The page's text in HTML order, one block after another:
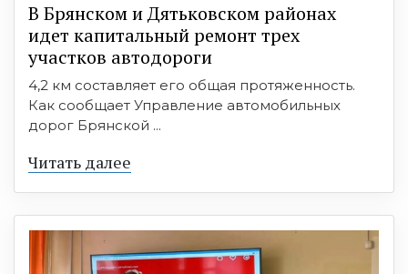
В Брянском и Дятьковском районах
идет капитальный ремонт трех
участков автодороги
4,2 км составляет его общая протяженность.
Как сообщает Управление автомобильных
дорог Брянской ...
Читать далее